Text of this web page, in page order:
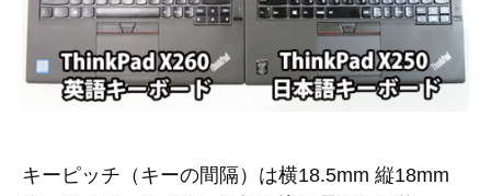
キーピッチ（キーの間隔）は横18.5mm 縦18mm